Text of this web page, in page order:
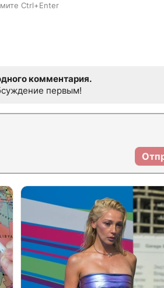
Ctrl+Enter
комментария.
первым!